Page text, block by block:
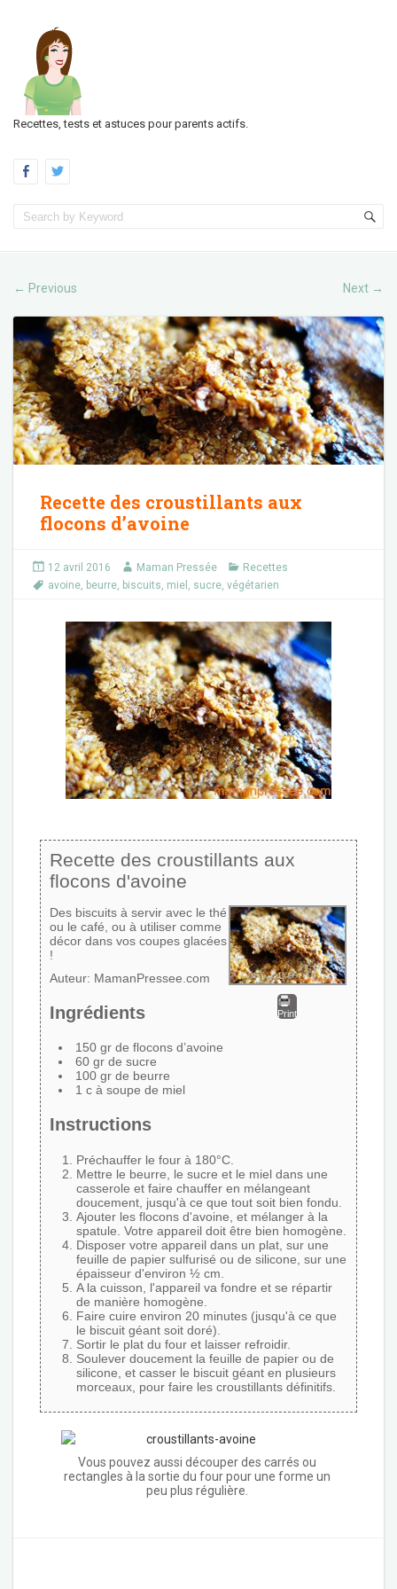
Recettes, tests et astuces pour parents actifs.
← Previous Next →
Recette des croustillants aux
flocons d’avoine
12 avril 2016 Maman Pressée
Recettes
avoine, beurre, biscuits, miel , sucre, végétarien
Recette des croustillants aux
flocons d'avoine
Print
Des biscuits à servir avec le thé
ou le café, ou à utiliser comme
décor dans vos coupes glacées
!
Auteur: MamanPressee.com
Ingrédients
150 gr de flocons d’avoine
60 gr de sucre
100 gr de beurre
1 c à soupe de miel
Instructions
Préchauffer le four à 180°C.
Mettre le beurre, le sucre et le miel dans une
casserole et faire chauffer en mélangeant
doucement, jusqu'à ce que tout soit bien fondu.
Ajouter les flocons d'avoine, et mélanger à la
spatule. Votre appareil doit être bien homogène.
Disposer votre appareil dans un plat, sur une
feuille de papier sulfurisé ou de silicone, sur une
épaisseur d'environ ½ cm.
A la cuisson, l'appareil va fondre et se répartir
de manière homogène.
Faire cuire environ 20 minutes (jusqu'à ce que
le biscuit géant soit doré).
Sortir le plat du four et laisser refroidir.
Soulever doucement la feuille de papier ou de
silicone, et casser le biscuit géant en plusieurs
morceaux, pour faire les croustillants définitifs.
Vous pouvez aussi découper des carrés ou
rectangles à la sortie du four pour une forme un
peu plus régulière.